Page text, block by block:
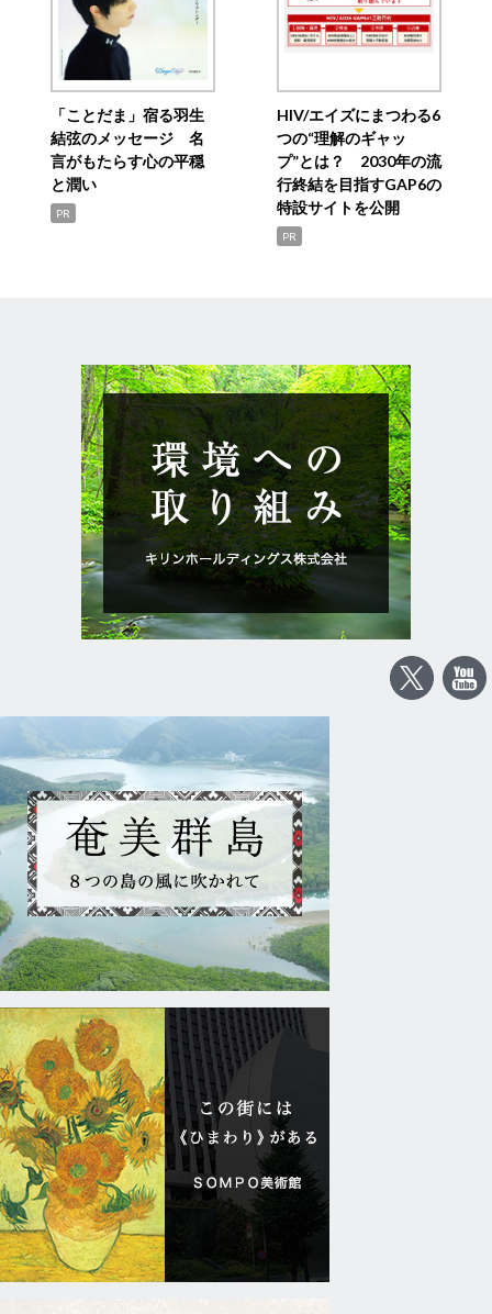
「ことだま」宿る羽生
結弦のメッセージ 名
言がもたらす心の平穏
と潤い
PR
HIV/エイズにまつわる6
つの“理解のギャッ
プ”とは？ 2030年の流
行終結を目指すGAP6の
特設サイトを公開
PR